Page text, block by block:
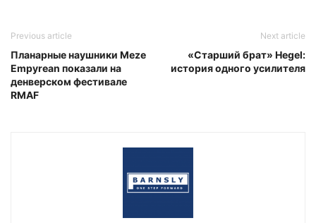
Previous article
Планарные наушники Meze
Empyrean показали на
денверском фестивале
RMAF
Next article
«Старший брат» Hegel:
история одного усилителя